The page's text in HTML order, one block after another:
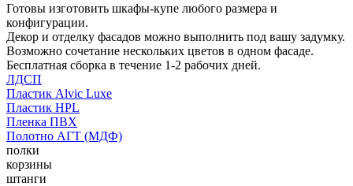
Готовы изготовить шкафы-купе любого размера и
конфигурации.
Декор и отделку фасадов можно выполнить под вашу задумку.
Возможно сочетание нескольких цветов в одном фасаде.
Бесплатная сборка в течение 1-2 рабочих дней.
ЛДСП
Пластик Alvic Luxe
Пластик HPL
Пленка ПВХ
Полотно АГТ (МДФ)
полки
корзины
штанги